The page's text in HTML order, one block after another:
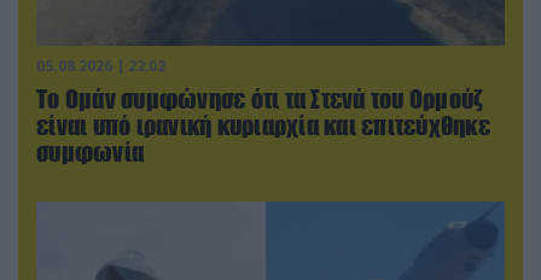
05.08.2026 | 22:02
Το Ομάν συμφώνησε ότι τα Στενά του Ορμούζ
είναι υπό ιρανική κυριαρχία και επιτεύχθηκε
συμφωνία